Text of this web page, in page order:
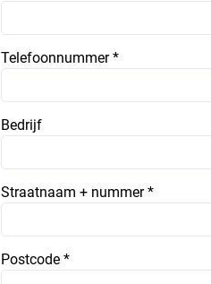
Telefoonnummer *
Bedrijf
Straatnaam + nummer *
Postcode *